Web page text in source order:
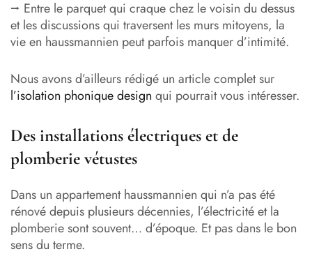
⭢ Entre le parquet qui craque chez le voisin du dessus
et les discussions qui traversent les murs mitoyens, la
vie en haussmannien peut parfois manquer d’intimité.
Nous avons d’ailleurs rédigé un article complet sur
l’isolation phonique design qui pourrait vous intéresser.
Des installations électriques et de
plomberie vétustes
Dans un appartement haussmannien qui n’a pas été
rénové depuis plusieurs décennies, l’électricité et la
plomberie sont souvent… d’époque. Et pas dans le bon
sens du terme.